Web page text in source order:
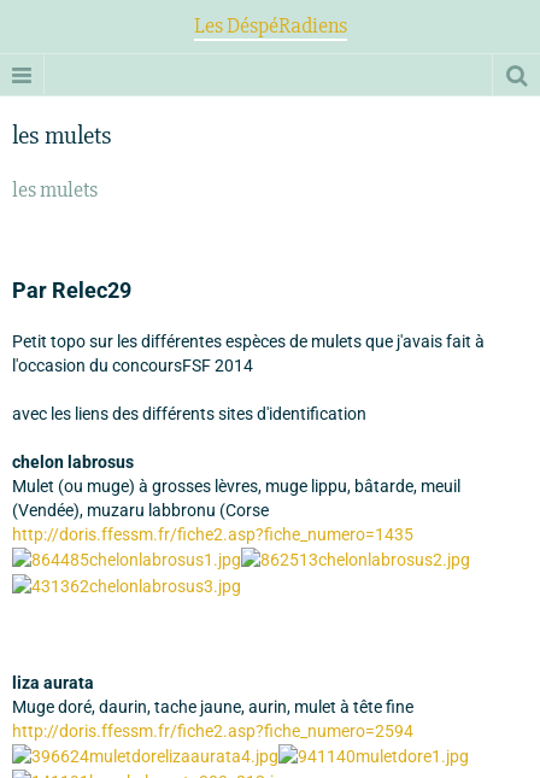
Les DéspéRadiens
les mulets
les mulets
Par Relec29
Petit topo sur les différentes espèces de mulets que j'avais fait à
l'occasion du concoursFSF 2014
avec les liens des différents sites d'identification
chelon labrosus
Mulet (ou muge) à grosses lèvres, muge lippu, bâtarde, meuil
(Vendée), muzaru labbronu (Corse
http://doris.ffessm.fr/fiche2.asp?fiche_numero=1435
liza aurata
Muge doré, daurin, tache jaune, aurin, mulet à tête fine
http://doris.ffessm.fr/fiche2.asp?fiche_numero=2594